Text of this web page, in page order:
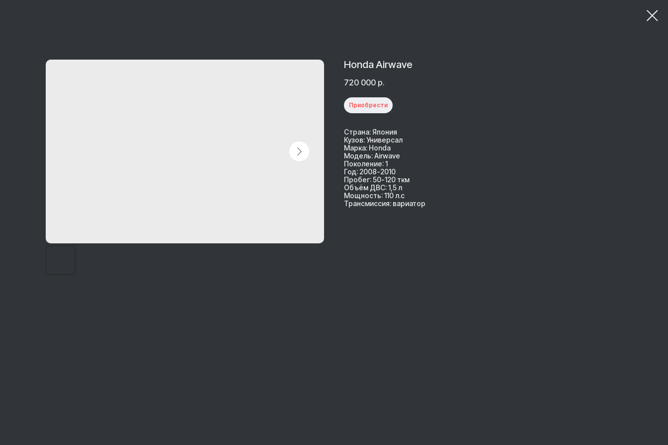
Honda Airwave
720 000 р.
Приобрести
Страна: Япония
Кузов: Универсал
Марка: Honda
Модель: Airwave
Поколение: 1
Год: 2008-2010
Пробег: 50-120 ткм
Объём ДВС: 1,5 л
Мощность: 110 л.с
Трансмиссия: вариатор